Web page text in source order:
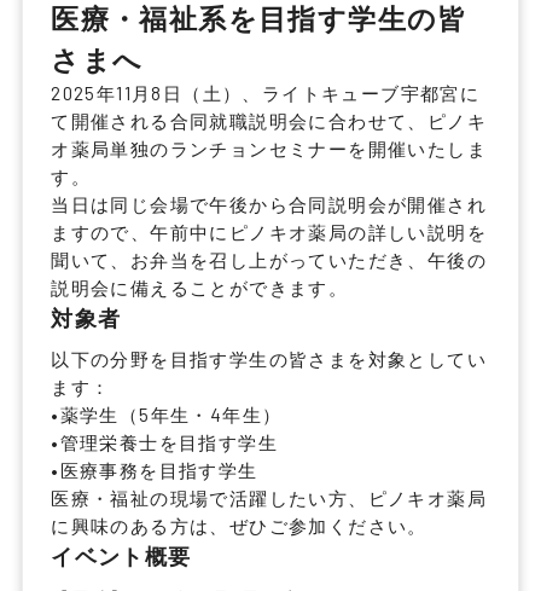
医療・福祉系を目指す学生の皆
さまへ
2025年11月8日（土）、ライトキューブ宇都宮に
て開催される合同就職説明会に合わせて、
ピノキ
オ薬局単独のランチョンセミナー を開催いたしま
す。
当日は同じ会場で午後から合同説明会が開催され
ますので、午前中にピノキオ薬局の詳しい説明を
聞いて、お弁当を召し上がっていただき、午後の
説明会に備えることができます。
対象者
以下の分野を目指す学生の皆さまを対象としてい
ます：
•薬学生
（5年生・4年生）
•管理栄養士を目指す学生
• 医療事務を目指す学生
医療・福祉の現場で活躍したい方、ピノキオ薬局
に興味のある方は、ぜひご参加ください。
イベント概要